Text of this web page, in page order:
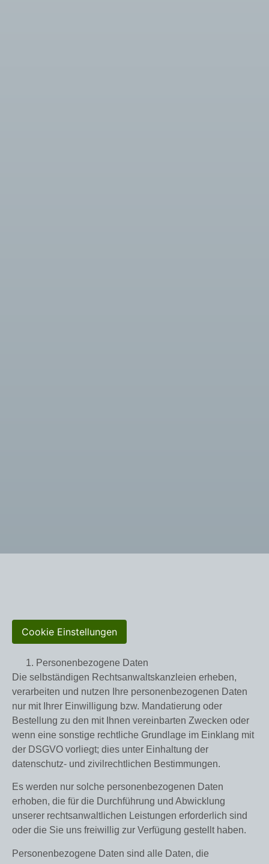
Cookie Einstellungen
Personenbezogene Daten
Die selbständigen Rechtsanwaltskanzleien erheben,
verarbeiten und nutzen Ihre personenbezogenen Daten
nur mit Ihrer Einwilligung bzw. Mandatierung oder
Bestellung zu den mit Ihnen vereinbarten Zwecken oder
wenn eine sonstige rechtliche Grundlage im Einklang mit
der DSGVO vorliegt; dies unter Einhaltung der
datenschutz- und zivilrechtlichen Bestimmungen.
Es werden nur solche personenbezogenen Daten
erhoben, die für die Durchführung und Abwicklung
unserer rechtsanwaltlichen Leistungen erforderlich sind
oder die Sie uns freiwillig zur Verfügung gestellt haben.
Personenbezogene Daten sind alle Daten, die